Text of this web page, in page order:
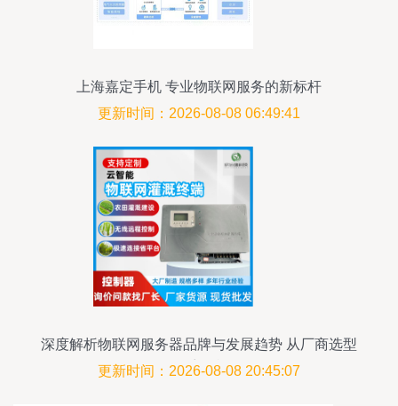
上海嘉定手机 专业物联网服务的新标杆
更新时间：2026-08-08 06:49:41
深度解析物联网服务器品牌与发展趋势 从厂商选型
到热门话题
更新时间：2026-08-08 20:45:07